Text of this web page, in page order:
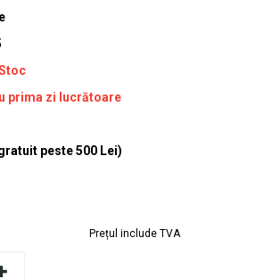
Stoc
prima zi lucrătoare
peste 500 Lei)
Prețul include TVA